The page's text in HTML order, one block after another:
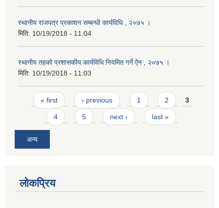
स्थानीय राजपत्र प्रकाशन सम्बन्धी कार्यविधि , २०७५ ।
मिति: 10/19/2018 - 11:04
स्थानीय तहको प्रशासकीय कार्यविधि नियमित गर्ने ऐन , २०७५ ।
मिति: 10/19/2018 - 11:03
Pages
« first ‹ previous 1 2 3
4 5 next › last »
अन्य
लोकप्रिय